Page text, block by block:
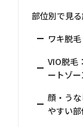
部位別で見
ワキ脱
VIO脱毛
ートゾー
顔・う
やすい